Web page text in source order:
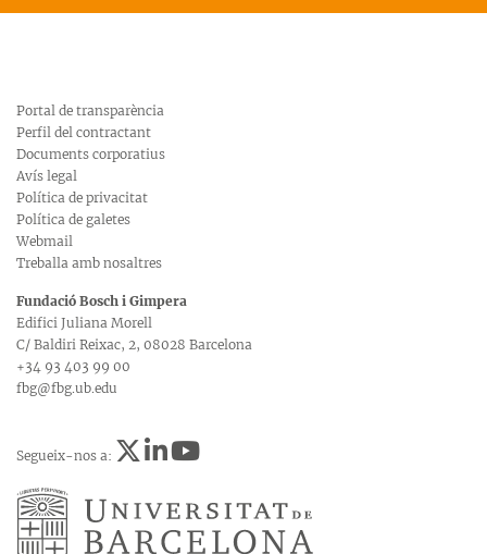
Portal de transparència
Perfil del contractant
Documents corporatius
Avís legal
Política de privacitat
Política de galetes
Webmail
Treballa amb nosaltres
Fundació Bosch i Gimpera
Edifici Juliana Morell
C/ Baldiri Reixac, 2, 08028 Barcelona
+34 93 403 99 00
fbg@fbg.ub.edu
Segueix-nos a: